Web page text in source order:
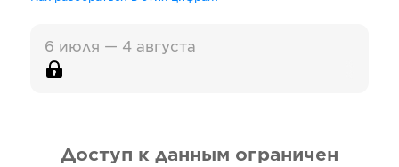
6 июля — 4 августа
Доступ к данным ограничен